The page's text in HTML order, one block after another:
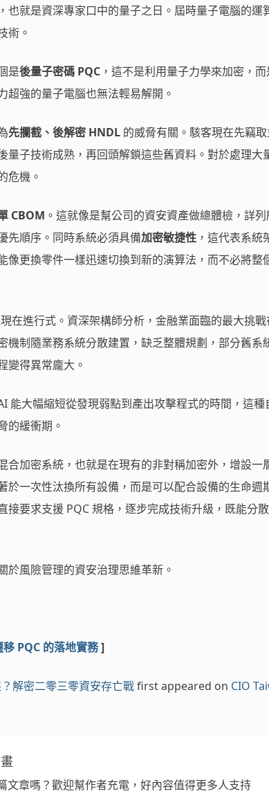
也就是資深專家口中的量子之日。屆時量子電腦的運
術。
是後量子密碼 PQC ，這不是利用量子力學來加密，
超強的量子電腦也無法輕易解開。
先攔截、後解密 HNDL 的威脅有關。駭客現在先竊
量子技術成熟，再回頭解鎖這些舊資料。對於處理大
危機。
CBOM 。這就像是幫公司的資安資產做總體檢，詳
先順序。同時系統必須具備加密敏捷性 ，這代表系統
像更換零件一樣迅速切換到新的演算法，而不必將整
在進行式。資深架構師分析，金融業面臨的最大挑戰
機制隨業務系統分散建置，缺乏整體規劃，部分舊系
變得異常龐大。
能大幅縮短從發現弱點到產出攻擊程式的時間，這種
的緩衝期。
合加密系統，也就是在現有的非對稱加密外，增設一
於一次性汰換所有設備，而是可以配合設備的生命週
接要求支援 PQC 規格，逐步完成技術升級，既能分
於風險管理的資安治理思維革新。
移 PQC 的落地實務]
解密二零三零資安存亡戰first appeared on CIO
文章嗎？歡迎幫作者充電，好內容值得更多人支持